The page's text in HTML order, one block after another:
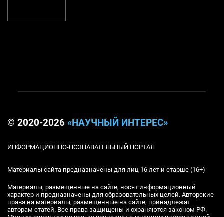
© 2020-2026 «НАУЧНЫЙ ИНТЕРЕС»
ИНФОРМАЦИОННО-ПОЗНАВАТЕЛЬНЫЙ ПОРТАЛ
Материалы сайта предназначены для лиц 16 лет и старше (16+)
Материалы, размещенные на сайте, носят информационный
характер и предназначены для образовательных целей. Авторские
права на материалы, размещенные на сайте, принадлежат
авторам статей. Все права защищены и охраняются законом РФ.